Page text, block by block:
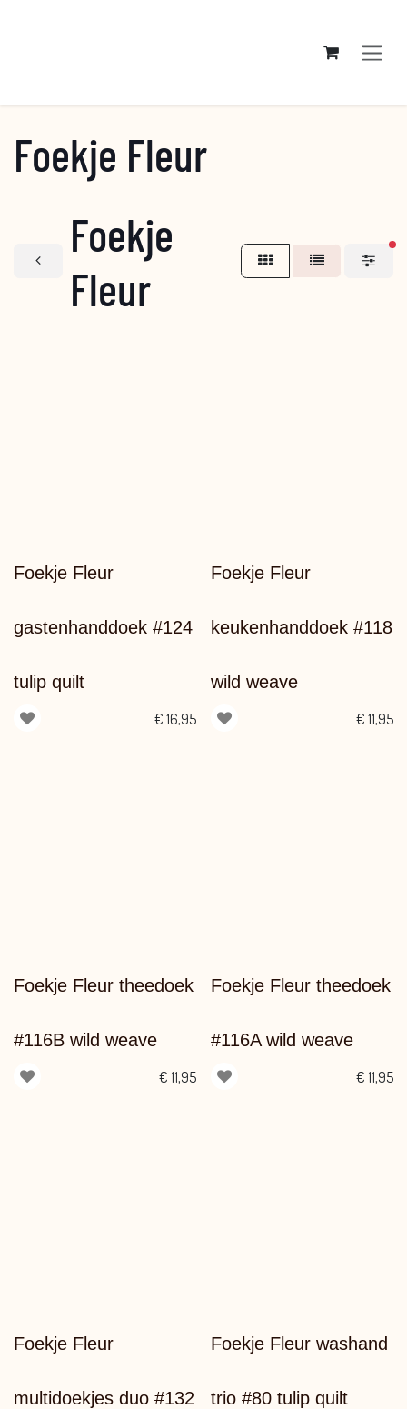
Foekje Fleur
Foekje
Fleur
Foekje Fleur
gastenhanddoek #124
tulip quilt
€ 16,95
Foekje Fleur
keukenhanddoek #118
wild weave
€ 11,95
Foekje Fleur theedoek
#116B wild weave
€ 11,95
Foekje Fleur theedoek
#116A wild weave
€ 11,95
Foekje Fleur
multidoekjes duo #132
Foekje Fleur washand
trio #80 tulip quilt